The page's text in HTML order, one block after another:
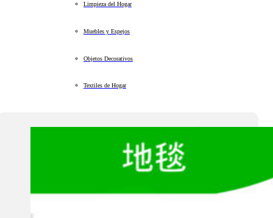
Limpieza del Hogar
Muebles y Espejos
Objetos Decorativos
Textiles de Hogar